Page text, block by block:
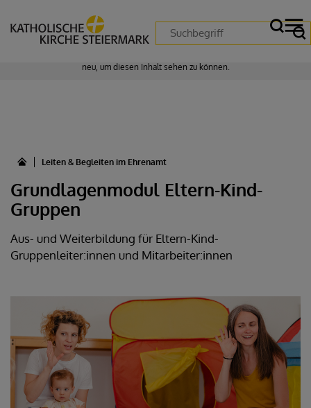
Zustimmung erforderlich!
neu, um diesen Inhalt sehen zu können.
Leiten & Begleiten im Ehrenamt
Grundlagenmodul Eltern-Kind-
Gruppen
Aus- und Weiterbildung für Eltern-Kind-
Gruppenleiter:innen und Mitarbeiter:innen